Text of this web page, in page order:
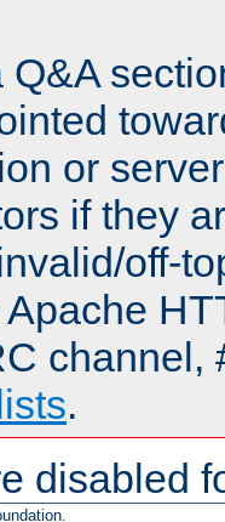
Q&A
or
if they
off-
channel,
.
disabled